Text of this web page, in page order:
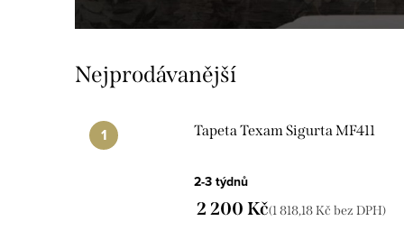
Nejprodávanější
Tapeta Texam Sigurta MF411
2-3 týdnů
2 200 Kč(1 818,18 Kč bez DPH)